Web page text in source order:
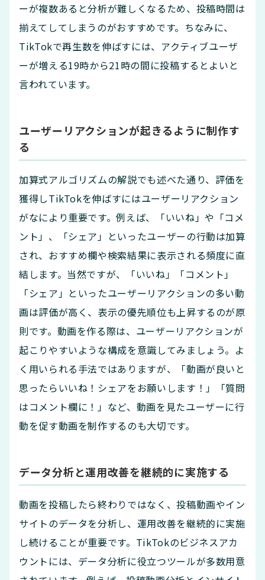
ーが複数あると分析が難しくなるため、投稿時間は
揃えてしてしまうのがおすすめです。ちなみに、
TikTokで再生数を伸ばすには、アクティブユーザ
ーが増える19時から21時の間に投稿するとよいと
言われています。
ユーザーリアクションが起きるように制作す
る
加算式アルゴリズムの解説でも述べた通り、評価を
獲得しTikTokを伸ばすにはユーザーリアクション
がなにより重要です。例えば、「いいね」や「コメ
ント」、「シェア」といったユーザーの行動は加算
され、おすすめ欄や検索結果に表示される頻度に直
結します。当然ですが、「いいね」「コメント」
「シェア」といったユーザーリアクションの多い動
画は評価が高く、表示の優先順位も上昇するのが原
則です。動画を作る際は、ユーザーリアクションが
起こりやすいような構成を意識してみましょう。よ
く用いられる手法ではありますが、「動画が良いと
思ったらいいね！シェアをお願いします！」「質問
はコメント欄に！」など、動画を見たユーザーに行
動を促す動画を制作するのも大切です。
データ分析と運用改善を継続的に実施する
動画を投稿したら終わりではなく、投稿動画やイン
サイトのデータを分析し、運用改善を継続的に実施
し続けることが重要です。TikTokのビジネスアカ
ウントには、データ分析に役立つツールが多数用意